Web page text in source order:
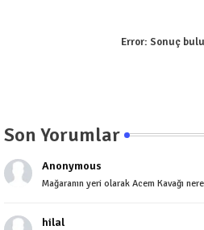
Error: Sonuç
Son Yorumlar
Anonymous
Mağaranın yeri olarak Acem Kavağı
hilal